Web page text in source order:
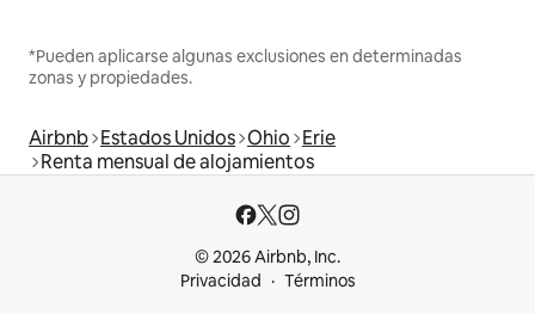
*Pueden aplicarse algunas exclusiones en determinadas
zonas y propiedades.
Airbnb Estados Unidos Ohio Erie
Renta mensual de alojamientos
© 2026 Airbnb, Inc.
Privacidad
Términos